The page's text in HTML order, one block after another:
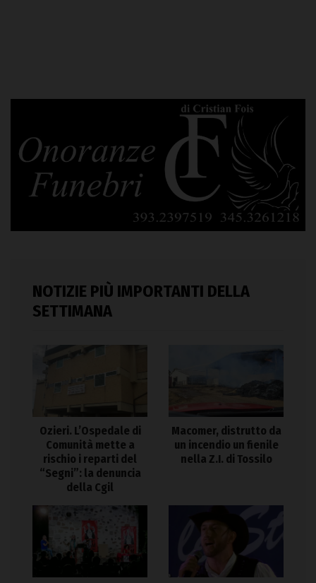
NOTIZIE PIÙ IMPORTANTI DELLA
SETTIMANA
Ozieri. L’Ospedale di
Comunità mette a
rischio i reparti del
“Segni”: la denuncia
della Cgil
Macomer, distrutto da
un incendio un fienile
nella Z.I. di Tossilo